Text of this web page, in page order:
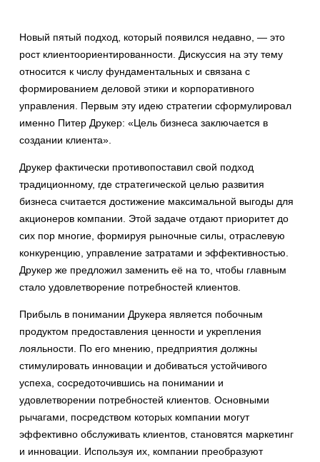
Новый пятый подход, который появился недавно, — это
рост клиентоориентированности. Дискуссия на эту тему
относится к числу фундаментальных и связана с
формированием деловой этики и корпоративного
управления. Первым эту идею стратегии сформулировал
именно Питер Друкер: «Цель бизнеса заключается в
создании клиента».
Друкер фактически противопоставил свой подход
традиционному, где стратегической целью развития
бизнеса считается достижение максимальной выгоды для
акционеров компании. Этой задаче отдают приоритет до
сих пор многие, формируя рыночные силы, отраслевую
конкуренцию, управление затратами и эффективностью.
Друкер же предложил заменить её на то, чтобы главным
стало удовлетворение потребностей клиентов.
Прибыль в понимании Друкера является побочным
продуктом предоставления ценности и укрепления
лояльности. По его мнению, предприятия должны
стимулировать инновации и добиваться устойчивого
успеха, сосредоточившись на понимании и
удовлетворении потребностей клиентов. Основными
рычагами, посредством которых компании могут
эффективно обслуживать клиентов, становятся маркетинг
и инновации. Используя их, компании преобразуют